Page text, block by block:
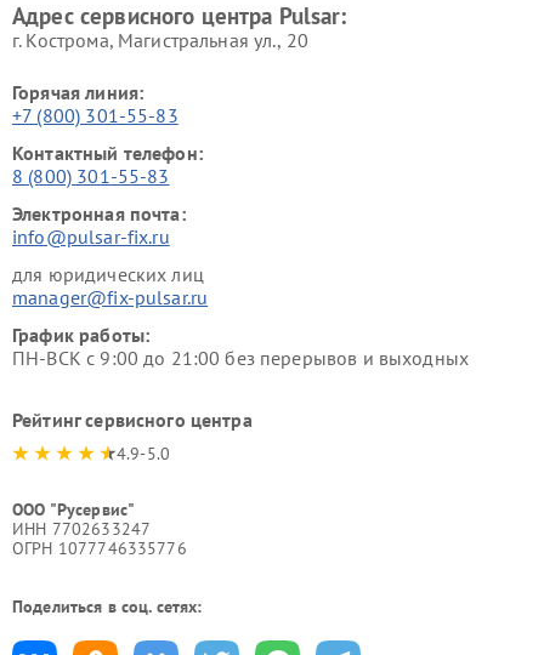
Адрес сервисного центра Pulsar:
г. Кострома, Магистральная ул., 20
Горячая линия:
+7 (800) 301-55-83
Контактный телефон:
8 (800) 301-55-83
Электронная почта:
info@pulsar-fix.ru
для юридических лиц
manager@fix-pulsar.ru
График работы:
ПН-ВСК с 9:00 до 21:00 без перерывов и выходных
Рейтинг сервисного центра
4.9-5.0
ООО "Русервис"
ИНН 7702633247
ОГРН 1077746335776
Поделиться в соц. сетях: